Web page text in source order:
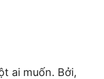
ai muốn. Bởi,